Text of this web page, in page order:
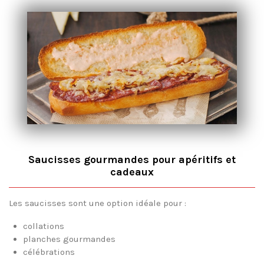
Saucisses gourmandes pour apéritifs et
cadeaux
Les saucisses sont une option idéale pour :
collations
planches gourmandes
célébrations